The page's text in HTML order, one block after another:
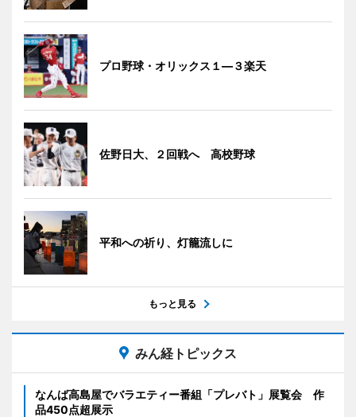
プロ野球・オリックス１―３楽天
佐野日大、２回戦へ 高校野球
平和への祈り、灯籠流しに
もっと見る
みん経トピックス
なんば高島屋でバラエティー番組「プレバト」展覧会 作
品450点超展示